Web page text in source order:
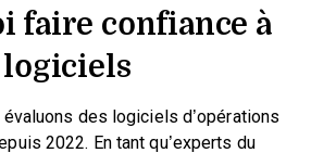
faire confiance à
des logiciels d’opérations
2022. En tant qu’experts du